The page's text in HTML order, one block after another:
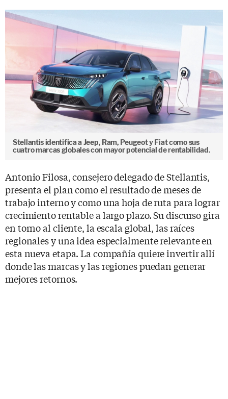
Stellantis identifica a Jeep, Ram, Peugeot y Fiat como sus
cuatro marcas globales con mayor potencial de rentabilidad.
Antonio Filosa, consejero delegado de Stellantis,
presenta el plan como el resultado de meses de
trabajo interno y como una hoja de ruta para lograr
crecimiento rentable a largo plazo. Su discurso gira
en torno al cliente, la escala global, las raíces
regionales y una idea especialmente relevante en
esta nueva etapa. La compañía quiere invertir allí
donde las marcas y las regiones puedan generar
mejores retornos.